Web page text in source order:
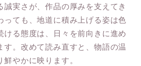
誠実さが、作品の厚みを支えてき
っても、地道に積み上げる姿は色
ける態度は、日々を前向きに進め
す。改めて読み直すと、物語の温
やかに映ります。